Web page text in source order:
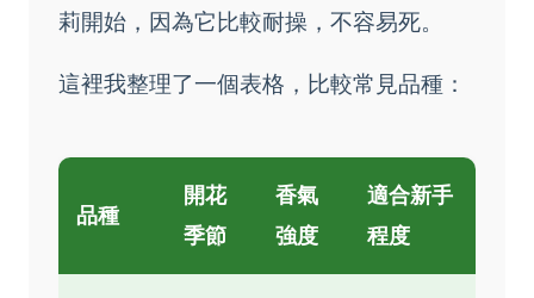
莉開始，因為它比較耐操，不容易死。
這裡我整理了一個表格，比較常見品種：
品種
開花
季節
香氣
強度
適合新手
程度